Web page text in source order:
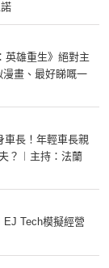
英雄重生》絕對主
畫、最好睇嘅一
車長！年輕車長親
？︱主持：法蘭
EJ Tech模擬經營